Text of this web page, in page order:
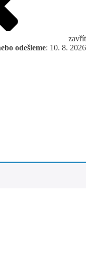
zavřít
odešleme: 10. 8. 2026